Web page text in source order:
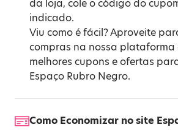
da loja, cole o código do
indicado.
Viu como é fácil? Aproveite
compras na nossa plataforma
melhores cupons e ofertas
Espaço Rubro Negro.
Como Economizar no site